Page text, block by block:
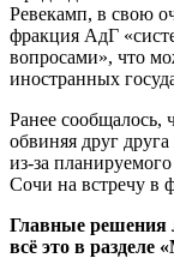
Ревекамп, в свою
фракция АдГ
вопросами», что
иностранных
Ранее сообщалось,
обвиняя друг
из-за
Сочи на встречу в
Главные решения
всё это в